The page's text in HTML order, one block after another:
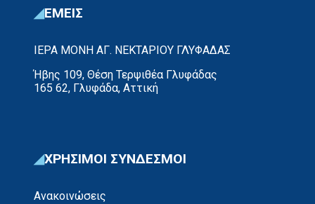
ΕΜΕΙΣ
ΙΕΡΑ ΜΟΝΗ ΑΓ. ΝΕΚΤΑΡΙΟΥ ΓΛΥΦΑΔΑΣ
Ήβης 109, Θέση Τερψιθέα Γλυφάδας
165 62, Γλυφάδα, Αττική
ΧΡΗΣΙΜΟΙ ΣΥΝΔΕΣΜΟΙ
Ανακοινώσεις